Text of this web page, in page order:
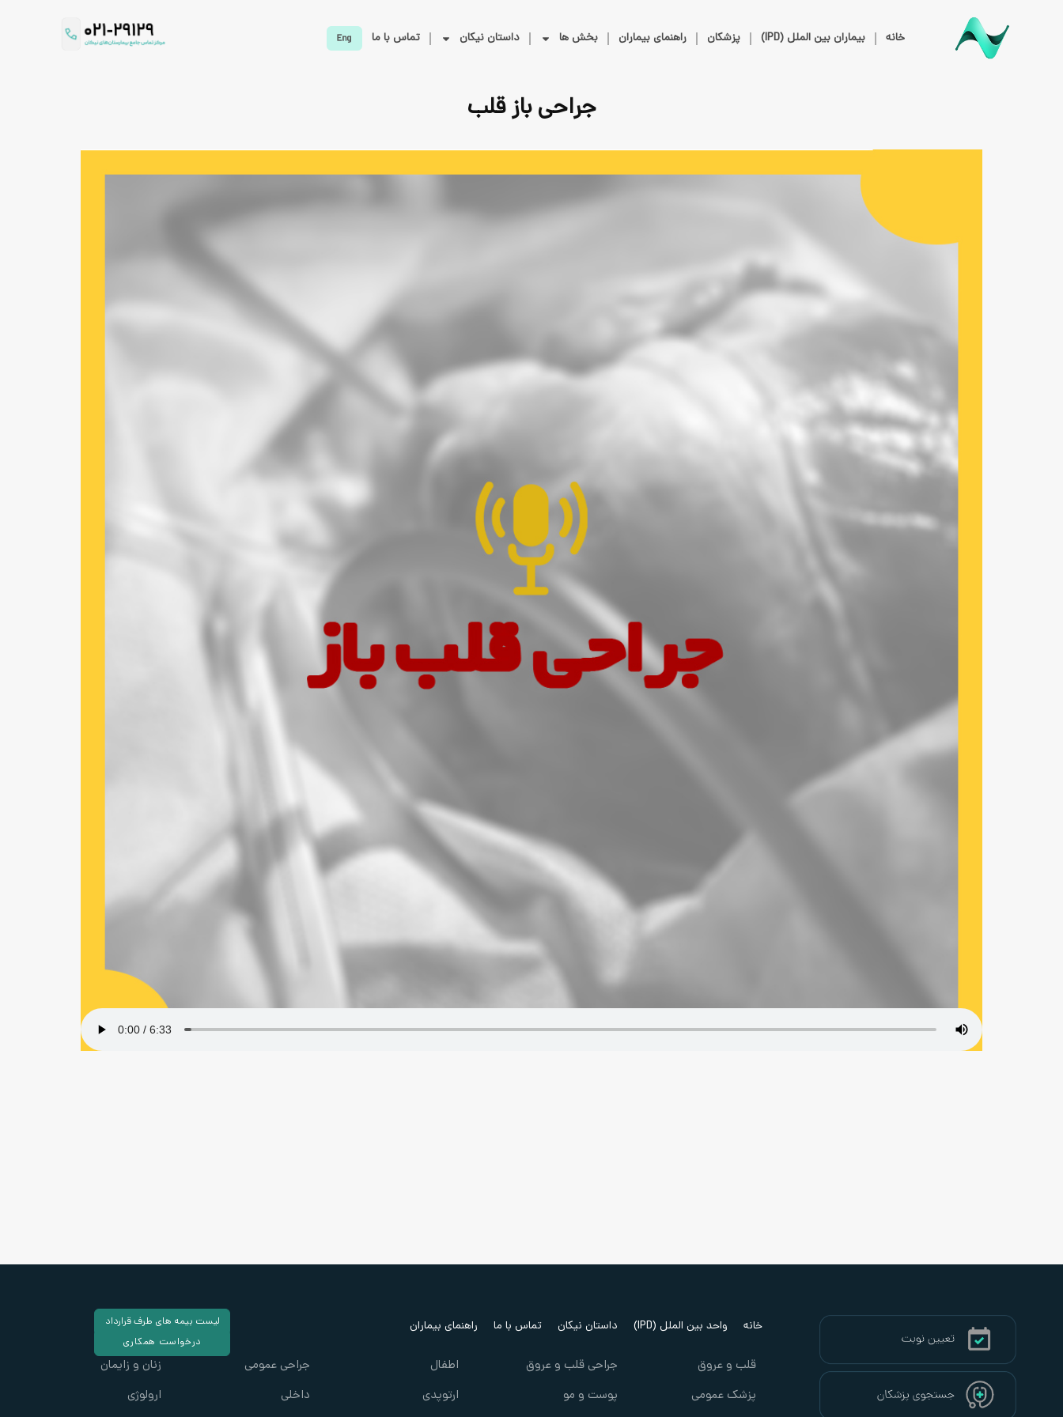
خانه بیماران بین الملل (IPD) پزشکان راهنمای بیماران بخش ها داستان نیکان تماس با ما
جراحی باز قلب
خانه واحد بین الملل (IPD) داستان نیکان تماس با ما راهنمای بیماران
لیست بیمه های طرف قرارداد
درخواست همکاری
قلب و عروق
پزشک عمومی
جراحی قلب و عروق
پوست و مو
اطفال
ارتوپدی
جراحی عمومی
داخلی
زنان و زایمان
ارولوژی